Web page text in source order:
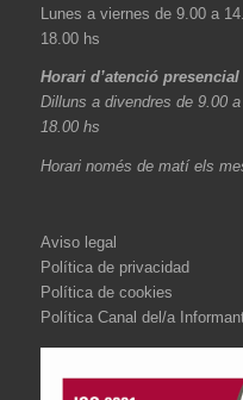
Lunes a viernes de 9.00 a
18.00 hs
Horari d’atenció presencial
Dilluns a divendres de 9.00
18.00 hs
Horari només de matí els
Aviso legal
Política de privacidad
Política de cookies
Política Canal del/a